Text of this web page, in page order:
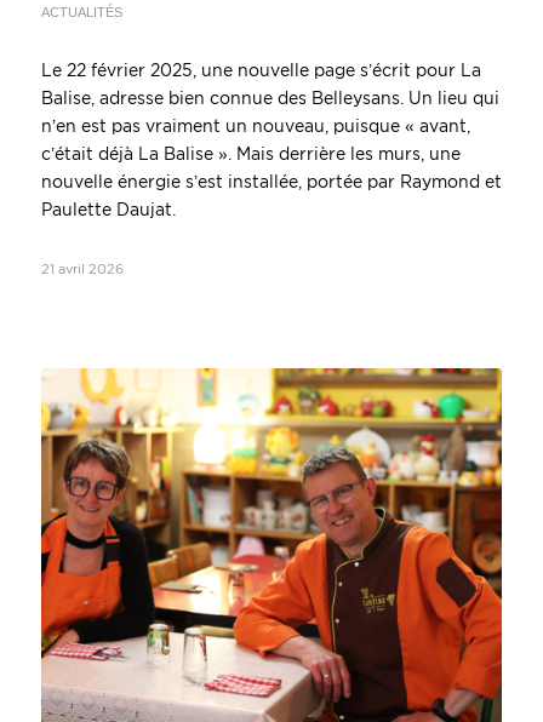
ACTUALITÉS
Le 22 février 2025, une nouvelle page s’écrit pour La
Balise, adresse bien connue des Belleysans. Un lieu qui
n’en est pas vraiment un nouveau, puisque « avant,
c’était déjà La Balise ». Mais derrière les murs, une
nouvelle énergie s’est installée, portée par Raymond et
Paulette Daujat.
21 avril 2026